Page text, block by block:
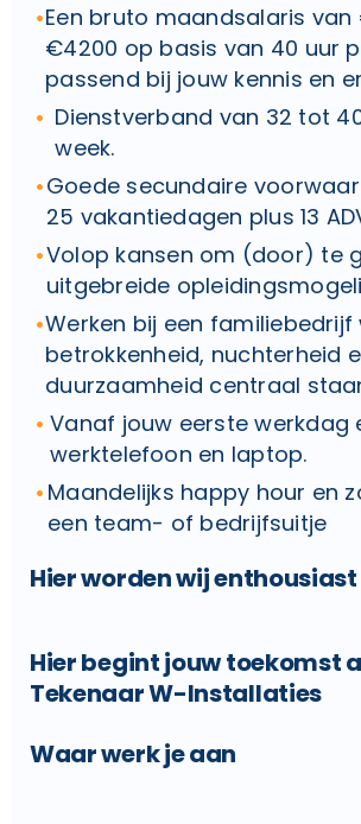
Een bruto maandsalaris
€4200 op basis van 40 uur
passend bij jouw kennis en
Dienstverband van 32 tot
week.
Goede secundaire
25 vakantiedagen plus 13
Volop kansen om (door) te
uitgebreide
Werken bij een familiebedrijf
betrokkenheid, nuchterheid
duurzaamheid centraal
Vanaf jouw eerste werkdag
werktelefoon en laptop.
Maandelijks happy hour en
een team- of bedrijfsuitje
Hier worden wij
Hier begint jouw toekomst
Tekenaar W-Installaties
Waar werk je aan